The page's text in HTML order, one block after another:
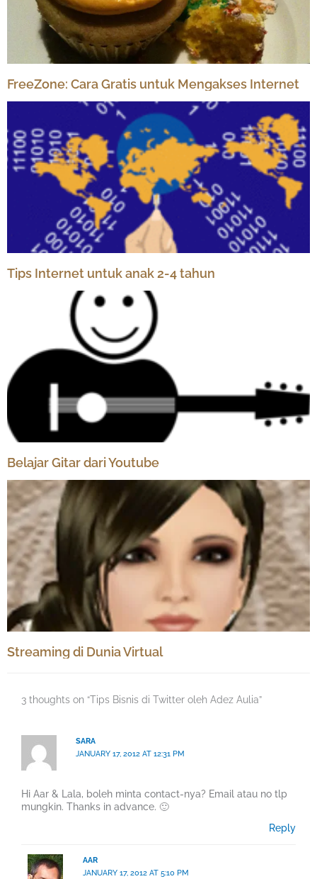
FreeZone: Cara Gratis untuk Mengakses Internet
Tips Internet untuk anak 2-4 tahun
Belajar Gitar dari Youtube
Streaming di Dunia Virtual
3 thoughts on “Tips Bisnis di Twitter oleh Adez Aulia”
SARA
JANUARY 17, 2012 AT 12:31 PM
Hi Aar & Lala, boleh minta contact-nya? Email atau no tlp
mungkin. Thanks in advance. 🙂
Reply
AAR
JANUARY 17, 2012 AT 5:10 PM